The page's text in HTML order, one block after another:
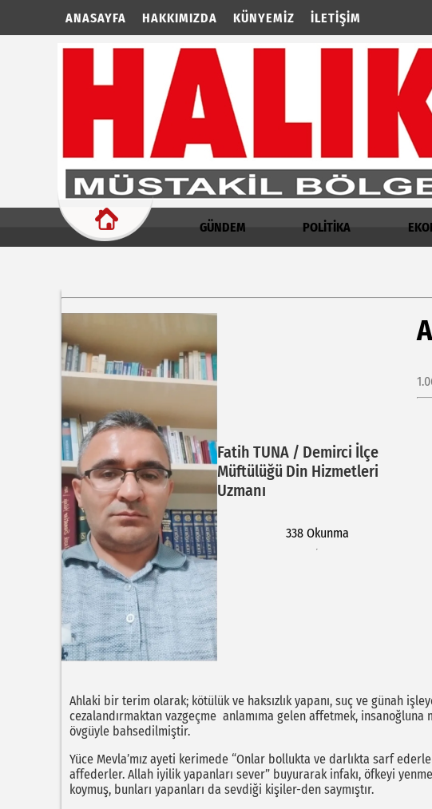
ANASAYFA HAKKIMIZDA KÜNYEMIZ İLETIŞIM
GÜNDEM POLİTİKA
Fatih TUNA / Demirci İlçe
Müftülüğü Din Hizmetleri
Uzmanı
338 Okunma
Ahlaki bir terim olarak; kötülük ve haksızlık yapanı, suç ve günah
cezalandırmaktan vazgeçme anlamıma gelen affetmek, insanoğluna
övgüyle bahsedilmiştir.
Yüce Mevla’mız ayeti kerimede “Onlar bollukta ve darlıkta sarf
affederler. Allah iyilik yapanları sever” buyurarak infakı, öfkeyi
koymuş, bunları yapanları da sevdiği kişiler-den saymıştır.